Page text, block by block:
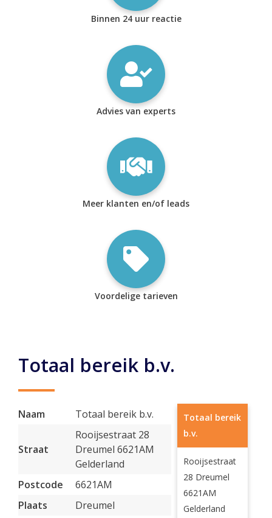
Binnen 24 uur reactie
Advies van experts
Meer klanten en/of leads
Voordelige tarieven
Totaal bereik b.v.
Naam Totaal bereik b.v.
Straat
Rooijsestraat 28
Dreumel 6621AM
Gelderland
Postcode
6621AM
Plaats
Dreumel
Totaal bereik
b.v.
Rooijsestraat
28 Dreumel
6621AM
Gelderland